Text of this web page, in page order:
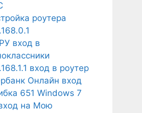
роутера
вход в
вход в роутер
Онлайн вход
651 Windows 7
на Мою